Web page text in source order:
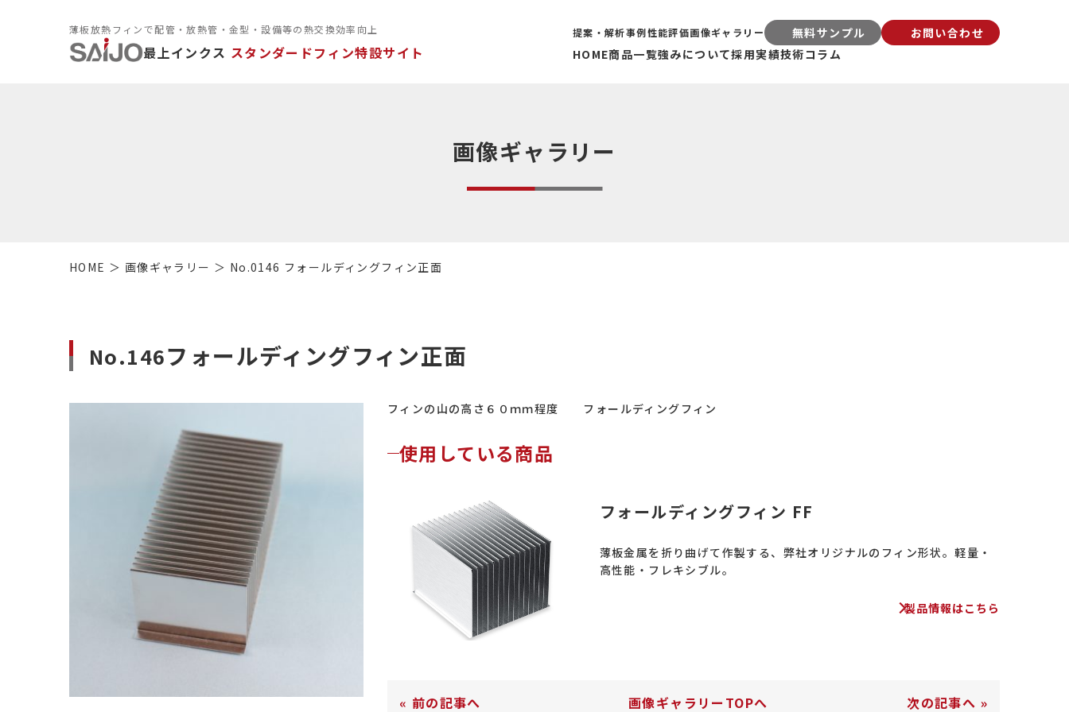
薄板放熱フィンで配管・放熱管・金型・設備等の熱交換効率向上
最上インクス スタンダードフィン特設サイト HOME商品一覧強みについて採用実績技術コラム
提案・解析事例性能評価画像ギャラリー 無料サンプル お問い合わせ
画像ギャラリー
HOME 画像ギャラリー No.0146 フォールディングフィン正面
No.146フォールディングフィン正面
フィンの山の高さ６０ｍｍ程度 フォールディングフィン
使用している商品
フォールディングフィン FF
薄板金属を折り曲げて作製する、弊社オリジナルのフィン形状。軽量・
高性能・フレキシブル。
製品情報はこちら
« 前の記事へ 画像ギャラリーTOPへ 次の記事へ »